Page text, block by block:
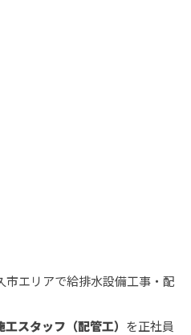
エリアで給排水設備工事・配
工スタッフ（配管工） を正社員